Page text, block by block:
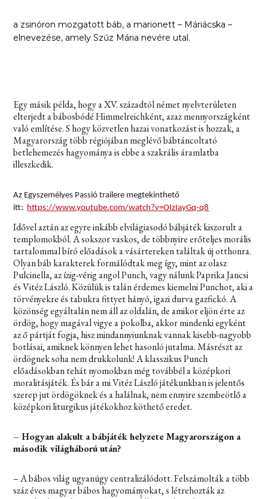
a zsinóron mozgatott báb, a marionett – Máriácska –
elnevezése, amely Szűz Mária nevére utal.
Egy másik példa, hogy a XV. századtól német nyelvterületen
elterjedt a bábosbódéHimmelreichként, azaz mennyországként
való említése. S hogy közvetlen hazai vonatkozást is hozzak, a
Magyarország több régiójában meglévő bábtáncoltató
betlehemezés hagyománya is ebbe a szakrális áramlatba
illeszkedik.
Az Egyszemélyes Passió trailere megtekinthető
itt: https://www.youtube.com/watch?v=OIzIayGq-q8
Idővel aztán az egyre inkább elvilágiasodó bábjáték kiszorult a
templomokból. A sokszor vaskos, de többnyire erőteljes morális
tartalommal bíró előadások a vásártereken találtak új otthonra.
Olyan báb karakterek formálódtak meg így, mint az olasz
Pulcinella, az ízig-vérig angol Punch, vagy nálunk Paprika Jancsi
és Vitéz László. Közülük is talán érdemes kiemelni Punchot, aki a
törvényekre és tabukra fittyet hányó, igazi durva gazfickó. A
közönség egyáltalán nem áll az oldalán, de amikor eljön érte az
ördög, hogy magával vigye a pokolba, akkor mindenki egyként
az ő pártját fogja, hisz mindannyiunknak vannak kisebb-nagyobb
botlásai, amiknek könnyen lehet hasonló jutalma. Másrészt az
ördögnek soha nem drukkolunk! A klasszikus Punch
előadásokban tehát nyomokban még továbbél a középkori
moralitásjáték. És bár a mi Vitéz László játékunkban is jelentős
szerep jut ördögöknek és a halálnak, nem ennyire szembeötlő a
középkori liturgikus játékokhoz köthető eredet.
– Hogyan alakult a bábjáték helyzete Magyarországon a
második világháború után?
– A bábos világ ugyanúgy centralizálódott. Felszámolták a több
száz éves magyar bábos hagyományokat, s létrehozták az